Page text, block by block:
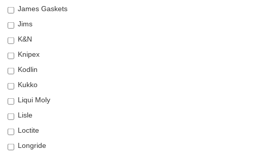
James Gaskets
Jims
K&N
Knipex
Kodlin
Kukko
Liqui Moly
Lisle
Loctite
Longride